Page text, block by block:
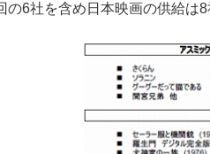
の6社を含め日本映画の供給は8